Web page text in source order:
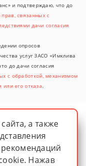
и подтверждаю, что до
связанных с
дачи согласия
опросов
услуг ЗАСО «Имклива
до дачи согласия
с обработкой, механизмом
или его отказа.
а также
Нажав